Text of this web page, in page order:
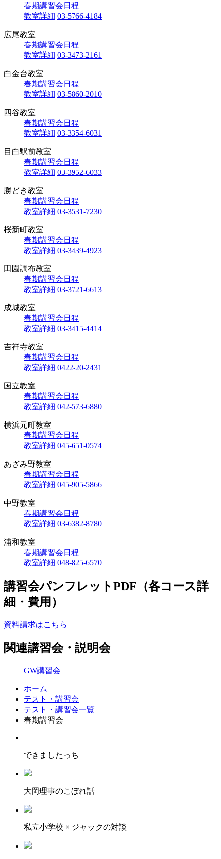
春期講習会日程
教室詳細 03-5766-4184
広尾教室
春期講習会日程
教室詳細 03-3473-2161
白金台教室
春期講習会日程
教室詳細 03-5860-2010
四谷教室
春期講習会日程
教室詳細 03-3354-6031
目白駅前教室
春期講習会日程
教室詳細 03-3952-6033
勝どき教室
春期講習会日程
教室詳細 03-3531-7230
桜新町教室
春期講習会日程
教室詳細 03-3439-4923
田園調布教室
春期講習会日程
教室詳細 03-3721-6613
成城教室
春期講習会日程
教室詳細 03-3415-4414
吉祥寺教室
春期講習会日程
教室詳細 0422-20-2431
国立教室
春期講習会日程
教室詳細 042-573-6880
横浜元町教室
春期講習会日程
教室詳細 045-651-0574
あざみ野教室
春期講習会日程
教室詳細 045-905-5866
中野教室
春期講習会日程
教室詳細 03-6382-8780
浦和教室
春期講習会日程
教室詳細 048-825-6570
講習会パンフレットPDF（各コース詳
細・費用）
資料請求はこちら
関連講習会・説明会
GW講習会
ホーム
テスト・講習会
テスト・講習会一覧
春期講習会
できましたっち
大岡理事のこぼれ話
私立小学校 × ジャックの対談